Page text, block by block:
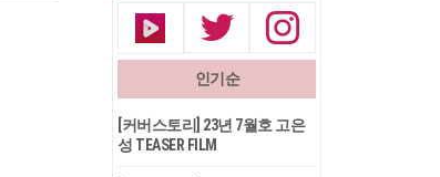
인기순
[커버스토리] 23년 7월호 고은
성 TEASER FILM